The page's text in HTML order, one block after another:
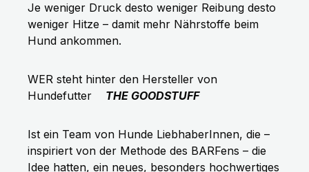
Je weniger Druck desto weniger Reibung desto
weniger Hitze – damit mehr Nährstoffe beim
Hund ankommen.
WER steht hinter den Hersteller von
Hundefutter
THE GOODSTUFF
Ist ein Team von Hunde LiebhaberInnen, die –
inspiriert von der Methode des BARFens – die
Idee hatten, ein neues, besonders hochwertiges